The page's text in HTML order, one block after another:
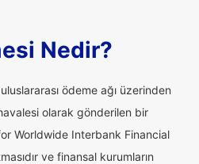
Nedir?
ödeme ağı üzerinden
olarak gönderilen bir
Worldwide Interbank Financial
ve finansal kurumların